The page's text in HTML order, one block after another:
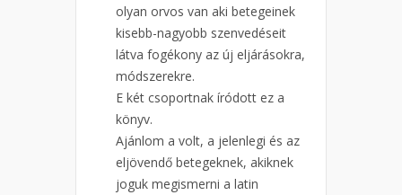
olyan orvos van aki betegeinek
kisebb-nagyobb szenvedéseit
látva fogékony az új eljárásokra,
módszerekre.
E két csoportnak íródott ez a
könyv.
Ajánlom a volt, a jelenlegi és az
eljövendő betegeknek, akiknek
joguk megismerni a latin